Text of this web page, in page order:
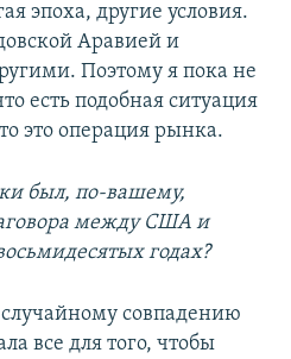
эпоха, другие условия.
Аравией и
Поэтому я пока не
есть подобная ситуация
это операция рынка.
был, по-вашему,
между США и
годах?
случайному совпадению
все для того, чтобы